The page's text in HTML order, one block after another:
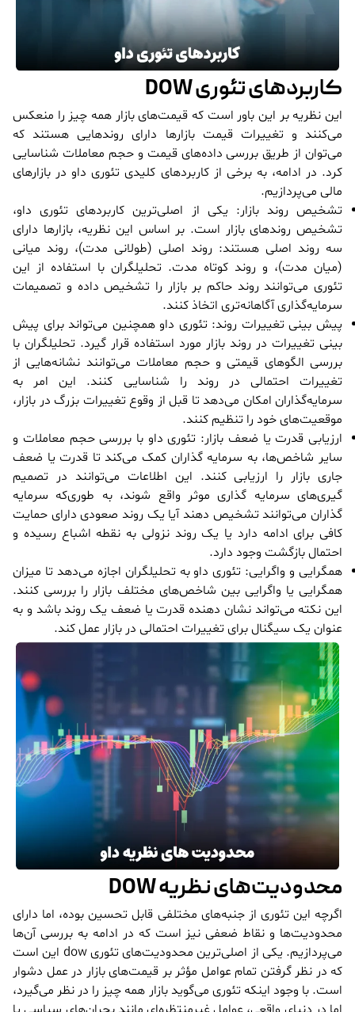
کاربردهای تئوری DOW
این نظریه بر این باور است که قیمت‌های بازار همه چیز را منعکس
می‌کنند و تغییرات قیمت بازارها دارای روندهایی هستند که
می‌توان از طریق بررسی داده‌های قیمت و حجم معاملات شناسایی
کرد. در ادامه، به برخی از کاربردهای کلیدی تئوری داو در بازارهای
مالی می‌پردازیم.
تشخیص روند بازار: یکی از اصلی‌ترین کاربردهای تئوری داو،
تشخیص روندهای بازار است. بر اساس این نظریه، بازارها دارای
سه روند اصلی هستند: روند اصلی (طولانی مدت)، روند میانی
(میان مدت)، و روند کوتاه مدت. تحلیلگران با استفاده از این
تئوری می‌توانند روند حاکم بر بازار را تشخیص داده و تصمیمات
سرمایه‌گذاری آگاهانه‌تری اتخاذ کنند.
پیش بینی تغییرات روند: تئوری داو همچنین می‌تواند برای پیش
بینی تغییرات در روند بازار مورد استفاده قرار گیرد. تحلیلگران با
بررسی الگوهای قیمتی و حجم معاملات می‌توانند نشانه‌هایی از
تغییرات احتمالی در روند را شناسایی کنند. این امر به
سرمایه‌گذاران امکان می‌دهد تا قبل از وقوع تغییرات بزرگ در بازار،
موقعیت‌های خود را تنظیم کنند.
ارزیابی قدرت یا ضعف بازار: تئوری داو با بررسی حجم معاملات و
سایر شاخص‌ها، به سرمایه گذاران کمک می‌کند تا قدرت یا ضعف
جاری بازار را ارزیابی کنند. این اطلاعات می‌توانند در تصمیم
گیری‌های سرمایه گذاری موثر واقع شوند، به طوری‌که سرمایه
گذاران می‌توانند تشخیص دهند آیا یک روند صعودی دارای حمایت
کافی برای ادامه دارد یا یک روند نزولی به نقطه اشباع رسیده و
احتمال بازگشت وجود دارد.
همگرایی و واگرایی: تئوری داو به تحلیلگران اجازه می‌دهد تا میزان
همگرایی یا واگرایی بین شاخص‌های مختلف بازار را بررسی کنند.
این نکته می‌تواند نشان دهنده قدرت یا ضعف یک روند باشد و به
عنوان یک سیگنال برای تغییرات احتمالی در بازار عمل کند.
محدودیت‌های نظریه DOW
اگرچه این تئوری از جنبه‌های مختلفی قابل تحسین بوده، اما دارای
محدودیت‌ها و نقاط ضعفی نیز است که در ادامه به بررسی آن‌ها
می‌پردازیم. یکی از اصلی‌ترین محدودیت‌های تئوری dow این است
که در نظر گرفتن تمام عوامل مؤثر بر قیمت‌های بازار در عمل دشوار
است. با وجود اینکه تئوری می‌گوید بازار همه چیز را در نظر می‌گیرد،